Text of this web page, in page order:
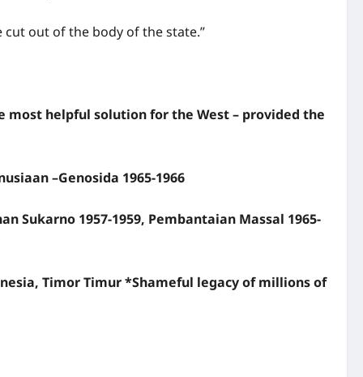
out of the body of the state.”
most helpful solution for the West – provided the
–Genosida 1965-1966
Sukarno 1957-1959, Pembantaian Massal 1965-
Timor Timur *Shameful legacy of millions of